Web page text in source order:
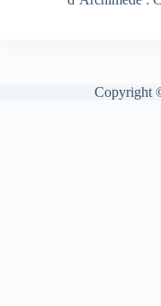
Copyright